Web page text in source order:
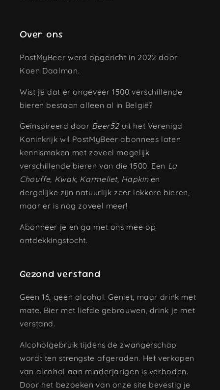
Over ons
PostMyBeer werd opgericht in 2022 door
Koen Daalman.
Wist je dat er ongeveer 1500 verschillende
bieren bestaan alleen al in België?
Geïnspireerd door Beer52 uit het Verenigd
Koninkrijk wil PostMyBeer abonnees laten
kennismaken met zoveel mogelijk
verschillende bieren van die 1500. Een La
Chouffe, Kwak, Karmeliet, Hapkinen
dergelijke zijn natuurlijk zeer lekkere bieren,
maar er is nog zoveel meer!
Abonneer je en ga met ons mee op
ontdekkingstocht.
Gezond verstand
Geen 16, geen alcohol. Geniet, maar drink met
mate. Bier met liefde gebrouwen, drink je met
verstand.
Alcoholgebruik tijdens de zwangerschap
wordt ten strengste afgeraden. Het verkopen
van alcohol aan minderjarigen is verboden.
Door het bezoeken van onze site bevestig je